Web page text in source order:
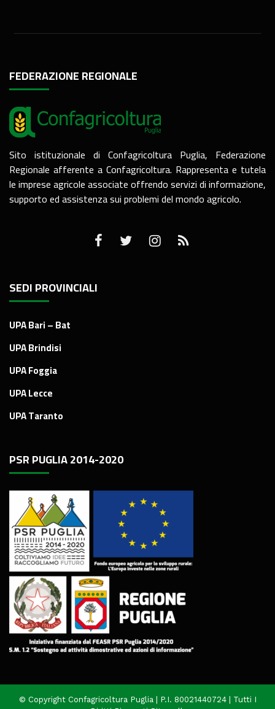
FEDERAZIONE REGIONALE
Sito istituzionale di Confagricoltura Puglia, Federazione
Regionale afferente a Confagricoltura. Rappresenta e tutela
le imprese agricole associate offrendo servizi di informazione,
supporto ed assistenza sui problemi del mondo agricolo.
SEDI PROVINCIALI
UPA Bari – Bat
UPA Brindisi
UPA Foggia
UPA Lecce
UPA Taranto
PSR PUGLIA 2014-2020
© Copyright Confagricoltura Puglia | P.I. 80021440724 | Tutti I